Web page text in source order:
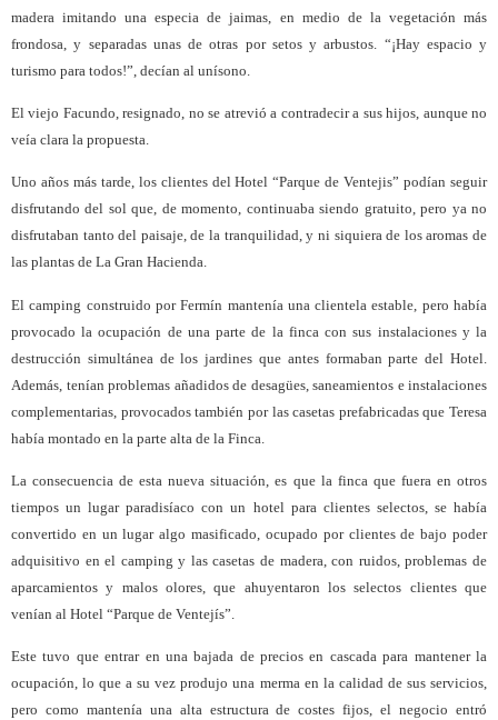
madera imitando una especia de jaimas, en medio de la vegetación más
frondosa, y separadas unas de otras por setos y arbustos. “¡Hay espacio y
turismo para todos!”, decían al unísono.
El viejo Facundo, resignado, no se atrevió a contradecir a sus hijos, aunque no
veía clara la propuesta.
Uno años más tarde, los clientes del Hotel “Parque de Ventejis” podían seguir
disfrutando del sol que, de momento, continuaba siendo gratuito, pero ya no
disfrutaban tanto del paisaje, de la tranquilidad, y ni siquiera de los aromas de
las plantas de La Gran Hacienda.
El camping construido por Fermín mantenía una clientela estable, pero había
provocado la ocupación de una parte de la finca con sus instalaciones y la
destrucción simultánea de los jardines que antes formaban parte del Hotel.
Además, tenían problemas añadidos de desagües, saneamientos e instalaciones
complementarias, provocados también por las casetas prefabricadas que Teresa
había montado en la parte alta de la Finca.
La consecuencia de esta nueva situación, es que la finca que fuera en otros
tiempos un lugar paradisíaco con un hotel para clientes selectos, se había
convertido en un lugar algo masificado, ocupado por clientes de bajo poder
adquisitivo en el camping y las casetas de madera, con ruidos, problemas de
aparcamientos y malos olores, que ahuyentaron los selectos clientes que
venían al Hotel “Parque de Ventejís”.
Este tuvo que entrar en una bajada de precios en cascada para mantener la
ocupación, lo que a su vez produjo una merma en la calidad de sus servicios,
pero como mantenía una alta estructura de costes fijos, el negocio entró